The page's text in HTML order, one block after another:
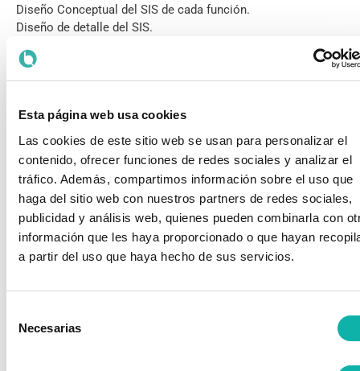
Esta página web usa cookies
Las cookies de este sitio web se usan para personalizar el
contenido, ofrecer funciones de redes sociales y analizar el
tráfico. Además, compartimos información sobre el uso que
haga del sitio web con nuestros partners de redes sociales,
publicidad y análisis web, quienes pueden combinarla con
información que les haya proporcionado o que hayan
a partir del uso que haya hecho de sus servicios.
Necesarias
Diseño Conceptual del SIS de cada función.
Diseño de detalle del SIS.
Mantenimiento y explotación de los SIS. Procedimientos de
operación y mantenimiento.
Metodologías cualitativas: Gráfico de Riesgo.
Metodologías semicuantitativas: Gráfico de Riesgo
Calibrado, Matrices de Riesgo, Análisis LOPA o Análisis de
las Capas de Protección.
Metodologías cuantitativas: ACR dedicado.
7.- ¿Cómo se diseña el SIS de acuerdo al SIL establecido?
Redundancia y diagnósticos.